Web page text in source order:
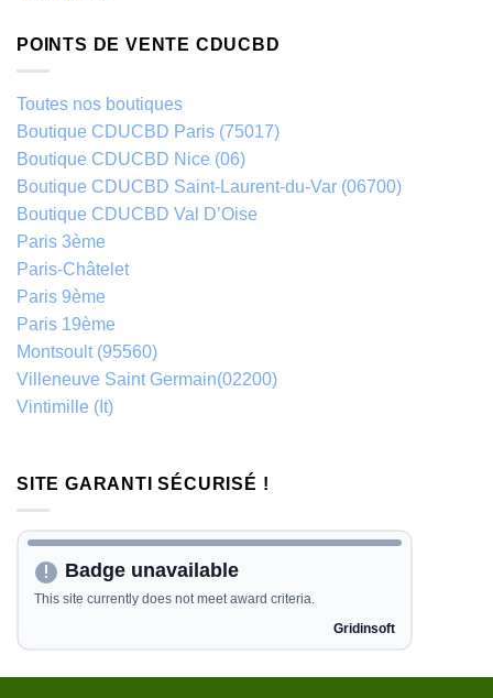
POINTS DE VENTE CDUCBD
Toutes nos boutiques
Boutique CDUCBD Paris (75017)
Boutique CDUCBD Nice (06)
Boutique CDUCBD Saint-Laurent-du-Var (06700)
Boutique CDUCBD Val D’Oise
Paris 3ème
Paris-Châtelet
Paris 9ème
Paris 19ème
Montsoult (95560)
Villeneuve Saint Germain(02200)
Vintimille (It)
SITE GARANTI SÉCURISÉ !